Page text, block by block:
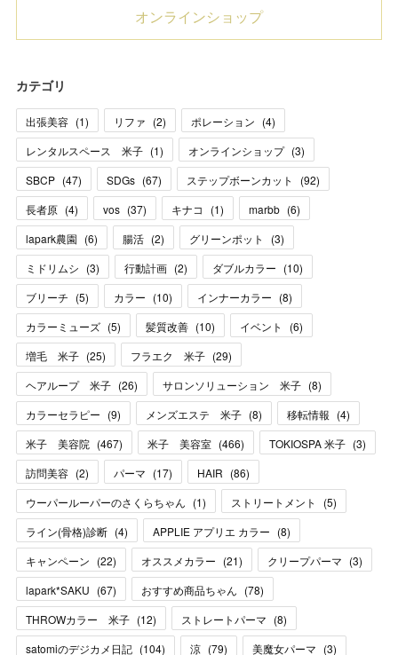
オンラインショップ
カテゴリ
出張美容 (1) リファ (2) ポレーション (4)
レンタルスペース 米子 (1) オンラインショップ (3)
SBCP (47) SDGs (67) ステップボーンカット (92)
長者原 (4) vos (37) キナコ (1) marbb (6)
lapark農園 (6) 腸活 (2) グリーンポット (3)
ミドリムシ (3) 行動計画 (2) ダブルカラー (10)
ブリーチ (5) カラー (10) インナーカラー (8)
カラーミューズ (5) 髪質改善 (10) イベント (6)
増毛 米子 (25) フラエク 米子 (29)
ヘアループ 米子 (26) サロンソリューション 米子 (8)
カラーセラピー (9) メンズエステ 米子 (8) 移転情報 (4)
米子 美容院 (467) 米子 美容室 (466) TOKIOSPA 米子 (3)
訪問美容 (2) パーマ (17) HAIR (86)
ウーパールーパーのさくらちゃん (1) ストリートメント (5)
ライン(骨格)診断 (4) APPLIE アプリエ カラー (8)
キャンペーン (22) オススメカラー (21) クリープパーマ (3)
lapark*SAKU (67) おすすめ商品ちゃん (78)
THROWカラー 米子 (12) ストレートパーマ (8)
satomiのデジカメ日記 (104) 涼 (79) 美魔女パーマ (3)